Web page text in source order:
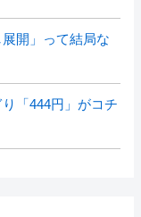
開」って結局な
「444円」がコチ